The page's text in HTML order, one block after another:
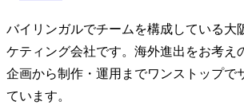
バイリンガルでチームを構成している大
ケティング会社です。海外進出をお考え
企画から制作・運用までワンストップで
ています。